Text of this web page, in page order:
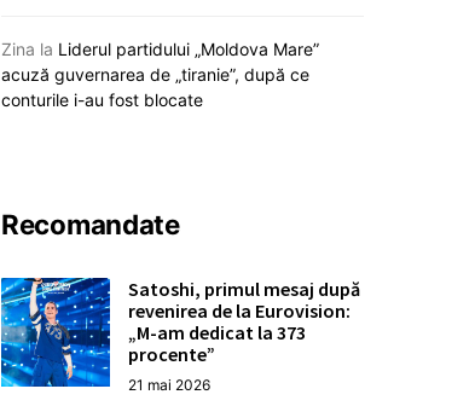
Zina la Liderul partidului „Moldova Mare”
acuză guvernarea de „tiranie”, după ce
conturile i-au fost blocate
Recomandate
Satoshi, primul mesaj după
revenirea de la Eurovision:
„M-am dedicat la 373
procente”
21 mai 2026